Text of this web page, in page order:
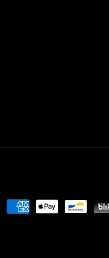
Moyens